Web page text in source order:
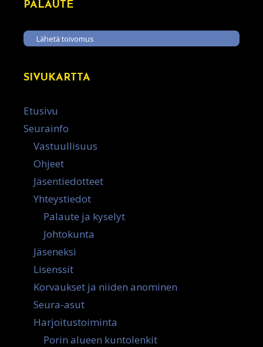
PALAUTE
Lähetä toivomus
SIVUKARTTA
Etusivu
Seurainfo
Vastuullisuus
Ohjeet
Jäsentiedotteet
Yhteystiedot
Palaute ja kyselyt
Johtokunta
Jäseneksi
Lisenssit
Korvaukset ja niiden anominen
Seura-asut
Harjoitustoiminta
Porin alueen kuntolenkit